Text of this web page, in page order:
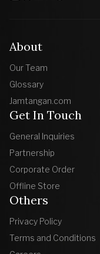
About
Our Team
Glossary
Jamtangan.com
Get In Touch
General Inquiries
Partnership
Corporate Order
Offline Store
Others
Privacy Policy
Terms and Conditions